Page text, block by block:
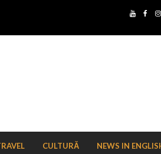
CULTURĂ NEWS IN